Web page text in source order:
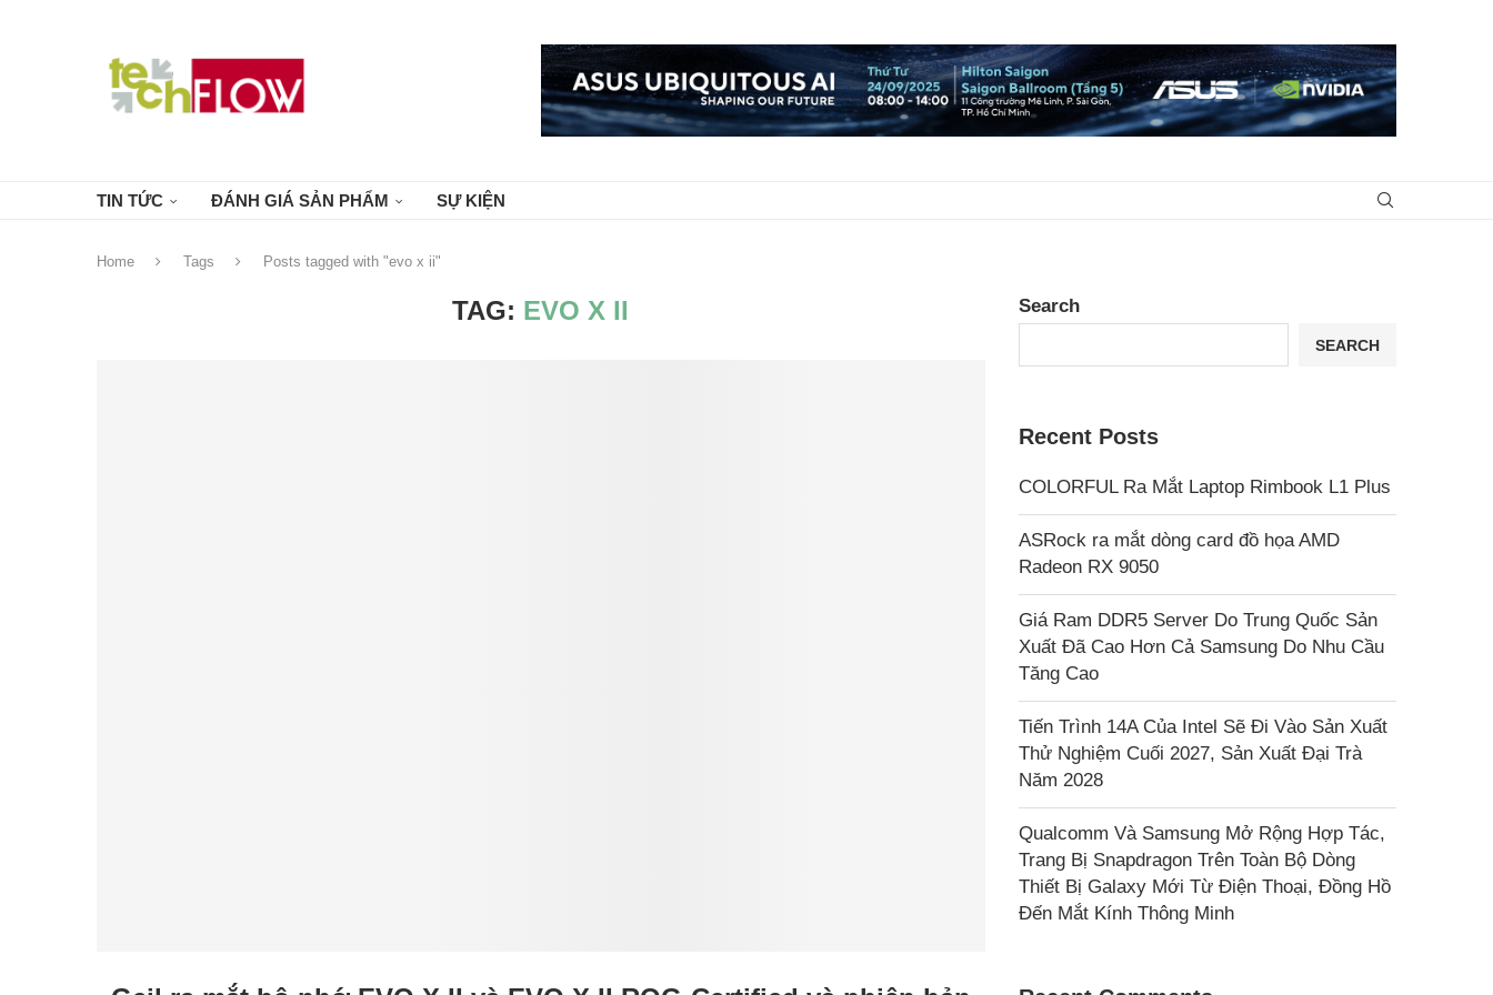
TIN TỨC ĐÁNH GIÁ SẢN PHẨM SỰ KIỆN
Home Tags Posts tagged with "evo x ii"
TAG: EVO X II Search
SEARCH
Recent Posts
COLORFUL Ra Mắt Laptop Rimbook L1 Plus
ASRock ra mắt dòng card đồ họa AMD
Radeon RX 9050
Giá Ram DDR5 Server Do Trung Quốc Sản
Xuất Đã Cao Hơn Cả Samsung Do Nhu Cầu
Tăng Cao
Tiến Trình 14A Của Intel Sẽ Đi Vào Sản Xuất
Thử Nghiệm Cuối 2027, Sản Xuất Đại Trà
Năm 2028
Qualcomm Và Samsung Mở Rộng Hợp Tác,
Trang Bị Snapdragon Trên Toàn Bộ Dòng
Thiết Bị Galaxy Mới Từ Điện Thoại, Đồng Hồ
Đến Mắt Kính Thông Minh